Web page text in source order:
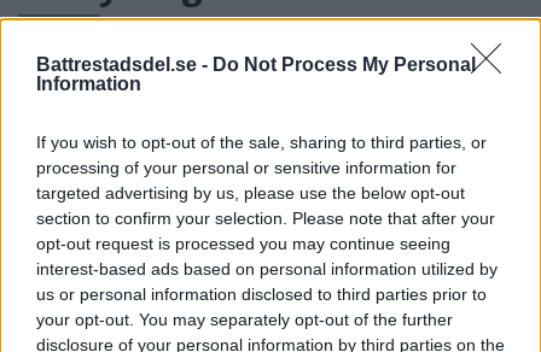
Battrestadsdel.se - Do Not Process My Personal
Information
If you wish to opt-out of the sale, sharing to third parties, or
processing of your personal or sensitive information for
targeted advertising by us, please use the below opt-out
section to confirm your selection. Please note that after your
opt-out request is processed you may continue seeing
interest-based ads based on personal information utilized by
us or personal information disclosed to third parties prior to
your opt-out. You may separately opt-out of the further
disclosure of your personal information by third parties on the
ASPUDDEN
Aspuddens egna kvartersbiograf och kulturhus
Bio Aspen bjuder […]
Publicerad 10:02, 19 januari 2022
Annons: